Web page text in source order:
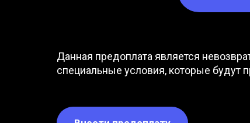
Данная предоплата является
специальные условия, которые будут